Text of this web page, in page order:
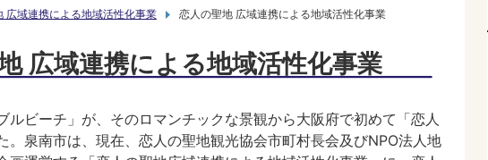
広域連携による地域活性化事業
恋人の聖地 広域連携による地域活性化事業
広域連携による地域活性化事業
ルビーチ」が、そのロマンチックな景観から大阪府で初めて「恋人
。泉南市は、現在、恋人の聖地観光協会市町村長会及びNPO法人地